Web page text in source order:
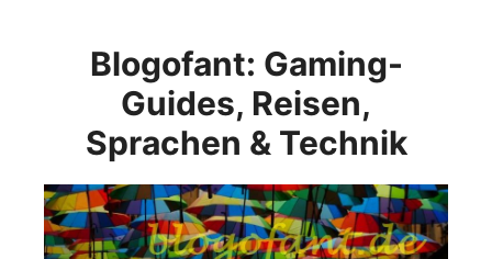
Blogofant: Gaming-
Guides, Reisen,
Sprachen & Technik